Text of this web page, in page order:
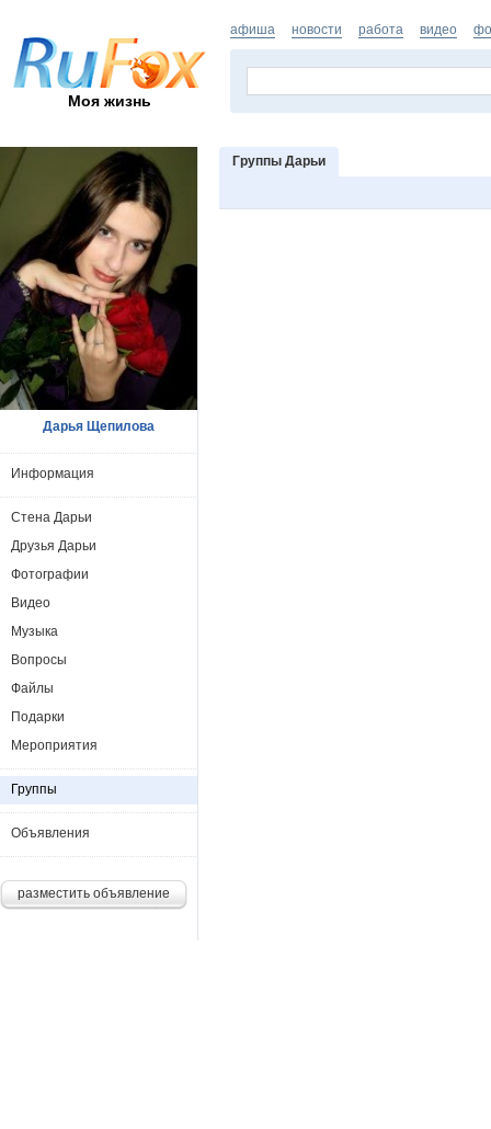
Моя жизнь
афиша новости работа видео
Группы Дарьи
Дарья Щепилова
Информация
Стена Дарьи
Друзья Дарьи
Фотографии
Видео
Музыка
Вопросы
Файлы
Подарки
Мероприятия
Группы
Объявления
разместить объявление